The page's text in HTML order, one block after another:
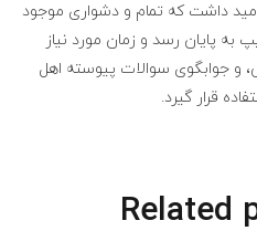
داشت که تمام و دشواری موجود
به پایان رسد و زمان مورد نیاز
و جوابگوی سوالات پیوسته اهل
قرار گیرد.
Related